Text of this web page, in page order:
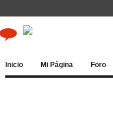
Inicio Mi Página Foro